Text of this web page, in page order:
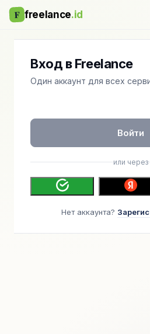
F freelance.id
Вход в Freelance
Один аккаунт для всех
Войти
или через
Нет аккаунта?